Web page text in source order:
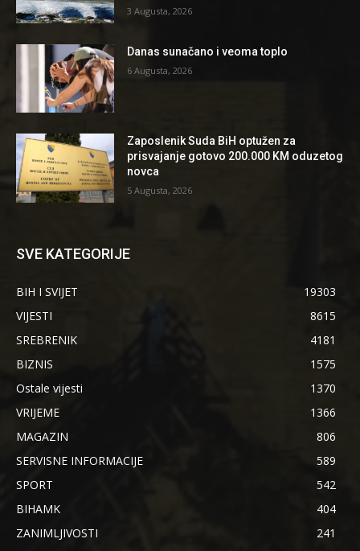
3 Augusta, 2026
Danas sunačano i veoma toplo
6 Augusta, 2026
Zaposlenik Suda BiH optužen za
prisvajanje gotovo 200.000 KM oduzetog
novca
5 Augusta, 2026
SVE KATEGORIJE
BIH I SVIJET
19303
VIJESTI
8615
SREBRENIK
4181
BIZNIS
1575
Ostale vijesti
1370
VRIJEME
1366
MAGAZIN
806
SERVISNE INFORMACIJE
589
SPORT
542
BIHAMK
404
ZANIMLJIVOSTI
241